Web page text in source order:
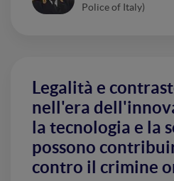
Police of Italy)
Legalità e
nell'era
la tecnologia e la
possono
contro il crimine